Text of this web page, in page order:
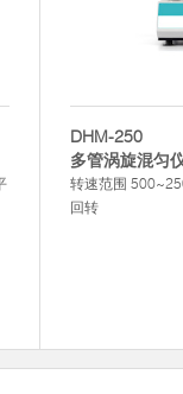
DHM-250
多管涡旋混匀
转速范围
回转